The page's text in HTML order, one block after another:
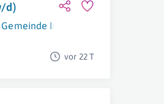
d)
Gemeinde Imst
vor 22 T